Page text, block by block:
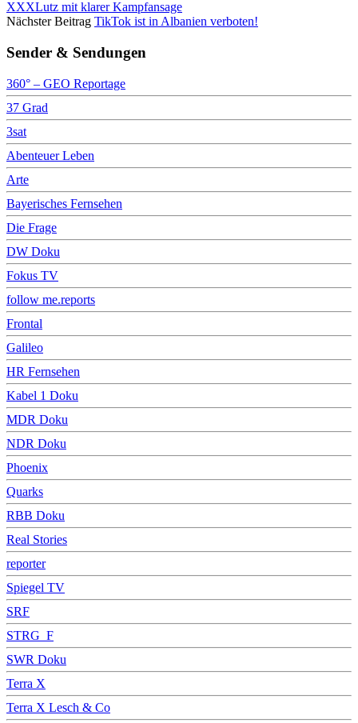
XXXLutz mit klarer Kampfansage
Nächster Beitrag TikTok ist in Albanien verboten!
Sender & Sendungen
360° – GEO Reportage
37 Grad
3sat
Abenteuer Leben
Arte
Bayerisches Fernsehen
Die Frage
DW Doku
Fokus TV
follow me.reports
Frontal
Galileo
HR Fernsehen
Kabel 1 Doku
MDR Doku
NDR Doku
Phoenix
Quarks
RBB Doku
Real Stories
reporter
Spiegel TV
SRF
STRG_F
SWR Doku
Terra X
Terra X Lesch & Co